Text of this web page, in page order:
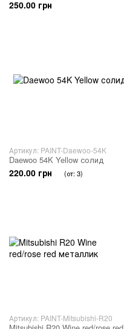
250.00 грн
Артикул: PAINT-Daewoo-54K
Daewoo 54K Yellow солид
220.00 грн (от: 3)
Артикул: PAINT-Mitsubishi-R20